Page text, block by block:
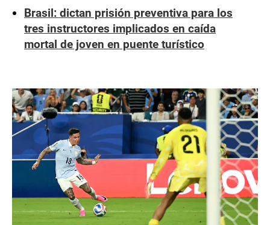
Brasil: dictan prisión preventiva para los
tres instructores implicados en caída
mortal de joven en puente turístico